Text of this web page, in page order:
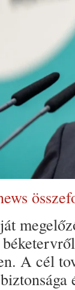
A cél